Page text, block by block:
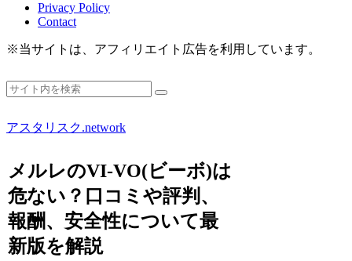
Privacy Policy
Contact
※当サイトは、アフィリエイト広告を利用しています。
アスタリスク.network
メルレのVI-VO(ビーボ)は
危ない？口コミや評判、
報酬、安全性について最
新版を解説